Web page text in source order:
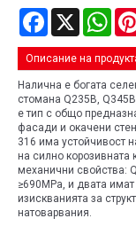
Facebook
X
Описание на
Налична е богата
стомана Q235B,
е тип с общо
фасади и окачени
316 има устойчивост
на силно корозивната
механични свойства:
≥690MPa, и двата
изискванията за
натоварвания.